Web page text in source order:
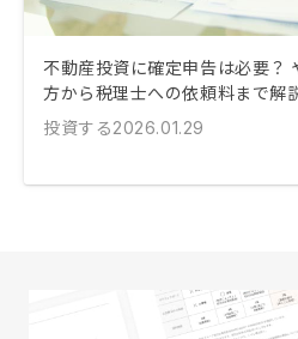
不動産投資に確定申告は必要？
方から税理士への依頼料まで解
投資する2026.01.29